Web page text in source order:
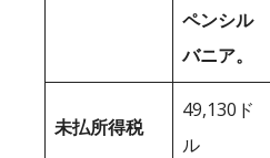
ペンシル
バニア。
未払所得税
49,130ド
ル